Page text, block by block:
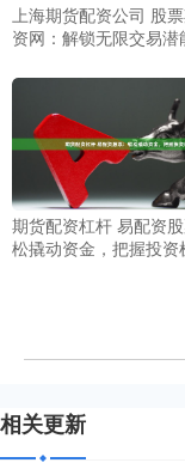
上海期货配资公司 股
资网：解锁无限交易潜
期货配资杠杆 易配资
松撬动资金，把握投资
相关更新